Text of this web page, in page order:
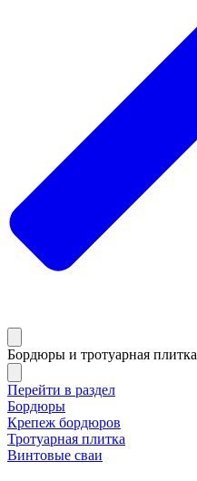
Бордюры и тротуарная плитка
Перейти в раздел
Бордюры
Крепеж бордюров
Тротуарная плитка
Винтовые сваи